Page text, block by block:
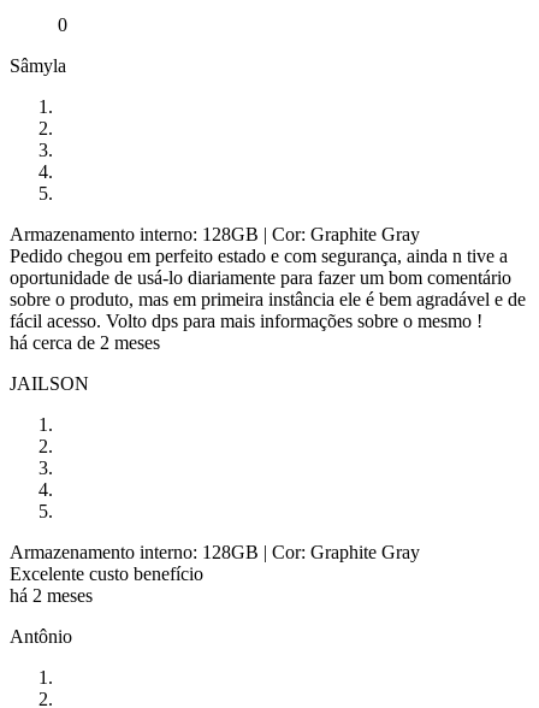
0
Sâmyla
Armazenamento interno: 128GB | Cor: Graphite Gray
Pedido chegou em perfeito estado e com segurança, ainda n tive a
oportunidade de usá-lo diariamente para fazer um bom comentário
sobre o produto, mas em primeira instância ele é bem agradável e de
fácil acesso. Volto dps para mais informações sobre o mesmo !
há cerca de 2 meses
JAILSON
Armazenamento interno: 128GB | Cor: Graphite Gray
Excelente custo benefício
há 2 meses
Antônio